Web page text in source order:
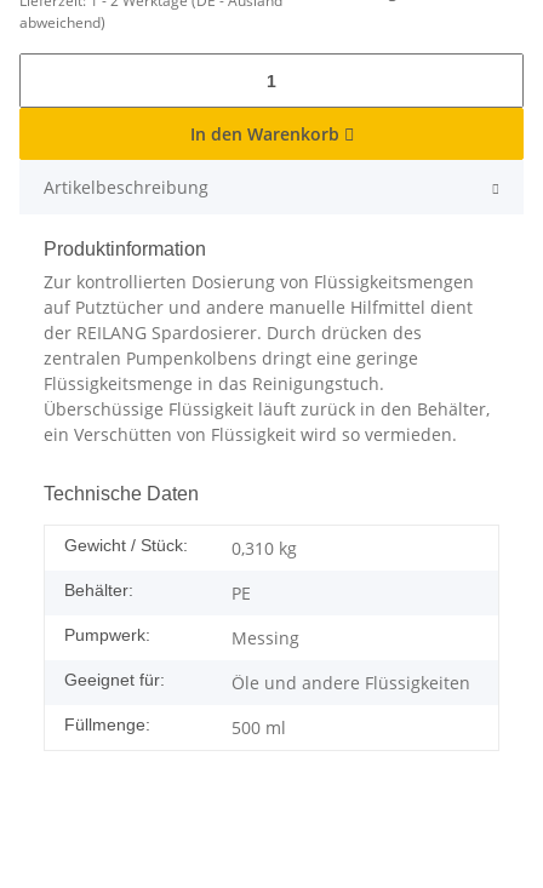
abweichend)
In den Warenkorb
Artikelbeschreibung
Produktinformation
Zur kontrollierten Dosierung von Flüssigkeitsmengen
auf Putztücher und andere manuelle Hilfmittel dient
der REILANG Spardosierer. Durch drücken des
zentralen Pumpenkolbens dringt eine geringe
Flüssigkeitsmenge in das Reinigungstuch.
Überschüssige Flüssigkeit läuft zurück in den Behälter,
ein Verschütten von Flüssigkeit wird so vermieden.
Technische Daten
Gewicht / Stück: 0,310 kg
Behälter: PE
Pumpwerk: Messing
Geeignet für: Öle und andere Flüssigkeiten
Füllmenge: 500 ml